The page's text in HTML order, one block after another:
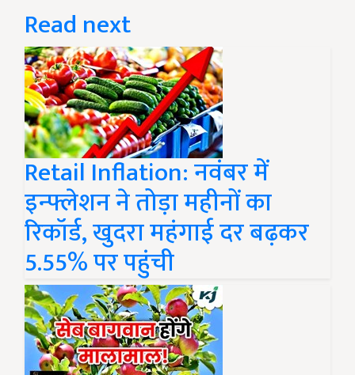
Read next
Retail Inflation: नवंबर में
इन्फ्लेशन ने तोड़ा महीनों का
रिकॉर्ड, खुदरा महंगाई दर बढ़कर
5.55% पर पहुंची